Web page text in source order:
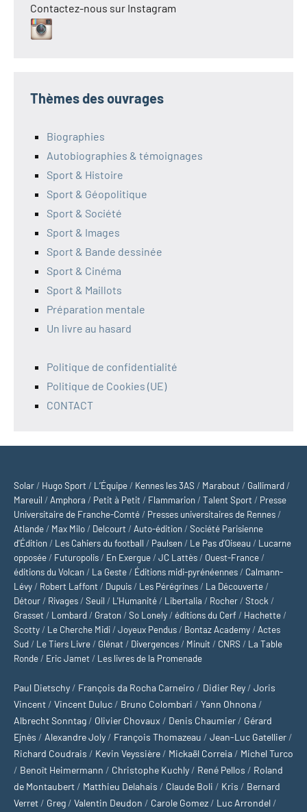
Contactez-nous sur Instagram
Thèmes des ouvrages
Biographies
Autobiographies & témoignages
Sport & Histoire
Sport & Géopolitique
Sport & Société
Sport & Images
Sport & Bande dessinée
Sport & Cinéma
Sport & Maillots
Préparation mentale
Un livre au hasard
Politique de confidentialité
Politique de Cookies (UE)
CONTACT
Solar / Hugo Sport / L’Équipe / Kennes les 3AS / Marabout / Gallimard /
Mareuil / Amphora / Petit à Petit / Flammarion /Talent Sport / Presse
Universitaire de Franche-Comté / Presses universitaires de Rennes /
Atlande / Max Milo / Delcourt / Auto-édition /Société Parisienne
d'Édition / Les Cahiers du football / Paulsen / Le Pas d’Oiseau / Lucarne
opposée / Futuropolis / En Exergue /JC Lattès / Ouest-France /
éditions du Volcan / La Geste / Éditions midi-pyrénéennes / Calmann-
Lévy / Robert Laffont / Dupuis / Les Pérégrines / La Découverte /
Détour / Rivages /Seuil / L'Humanité / Libertalia / Rocher /Stock /
Grasset / Lombard / Graton /So Lonely /éditions du Cerf / Hachette /
Scotty / Le Cherche Midi /Joyeux Pendus / Bontaz Academy / Actes
Sud / Le Tiers Livre / Glénat / Divergences / Minuit / CNRS / La Table
Ronde / Eric Jamet / Les livres de la Promenade
Paul Dietschy / François da Rocha Carneiro / Didier Rey / Joris
Vincent / Vincent Duluc / Bruno Colombari / Yann Ohnona /
Albrecht Sonntag / Olivier Chovaux / Denis Chaumier / Gérard
Ejnès / Alexandre Joly / François Thomazeau / Jean-Luc Gatellier /
Richard Coudrais / Kevin Veyssière / Mickaël Correia / Michel Turco
/ Benoît Heimermann / Christophe Kuchly / René Pellos / Roland
de Montaubert / Matthieu Delahais / Claude Boli / Kris / Bernard
Verret / Greg / Valentin Deudon / Carole Gomez / Luc Arrondel /